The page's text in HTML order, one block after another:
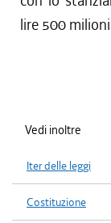
lire 500
Vedi inoltre
Iter delle leggi
Costituzione